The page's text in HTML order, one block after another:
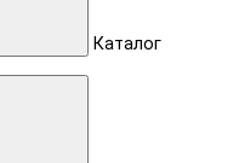
Каталог